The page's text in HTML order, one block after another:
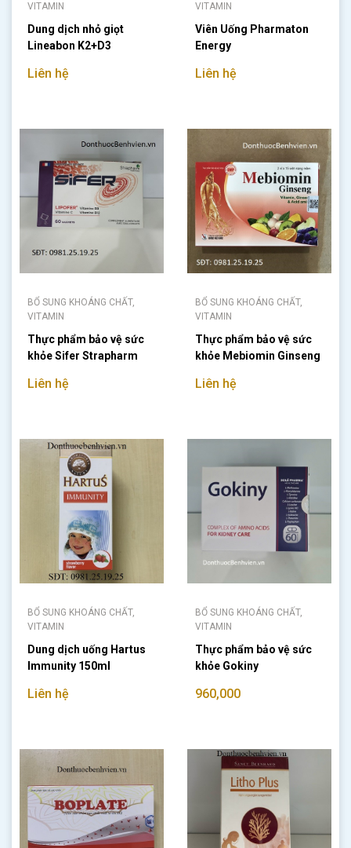
VITAMIN
Dung dịch nhỏ giọt
Lineabon K2+D3
Liên hệ
VITAMIN
Viên Uống Pharmaton
Energy
Liên hệ
BỔ SUNG KHOÁNG CHẤT,
VITAMIN
Thực phẩm bảo vệ sức
khỏe Sifer Strapharm
Liên hệ
BỔ SUNG KHOÁNG CHẤT,
VITAMIN
Thực phẩm bảo vệ sức
khỏe Mebiomin Ginseng
Liên hệ
BỔ SUNG KHOÁNG CHẤT,
VITAMIN
Dung dịch uống Hartus
Immunity 150ml
Liên hệ
BỔ SUNG KHOÁNG CHẤT,
VITAMIN
Thực phẩm bảo vệ sức
khỏe Gokiny
960,000